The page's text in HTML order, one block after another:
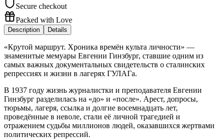
Secure checkout
Packed with Love
Description Details
«Крутой маршрут. Хроника времён культа личности» —
знаменитые мемуары Евгении Гинзбург, ставшие одним из
самых важных документальных свидетельств о сталинских
репрессиях и жизни в лагерях ГУЛАГа.
В 1937 году жизнь журналистки и преподавателя Евгении
Гинзбург разделилась на «до» и «после». Арест, допросы,
тюрьмы, лагеря, ссылка и долгие восемнадцать лет,
проведённые в неволе, стали её личной трагедией и
отражением судьбы миллионов людей, оказавшихся жертвами
политических репрессий.